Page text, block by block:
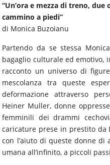
“Un’ora e mezza di treno,
cammino a piedi”
di Monica Buzoianu
Partendo da se stessa
bagaglio culturale ed emotivo,
racconto un universo di
mescolanza tra queste
deformazione attraverso
Heiner Muller, donne
femminili dei drammi
caricature prese in prestito da
con l’aiuto di queste donne di
umana all’infinito, a piccoli